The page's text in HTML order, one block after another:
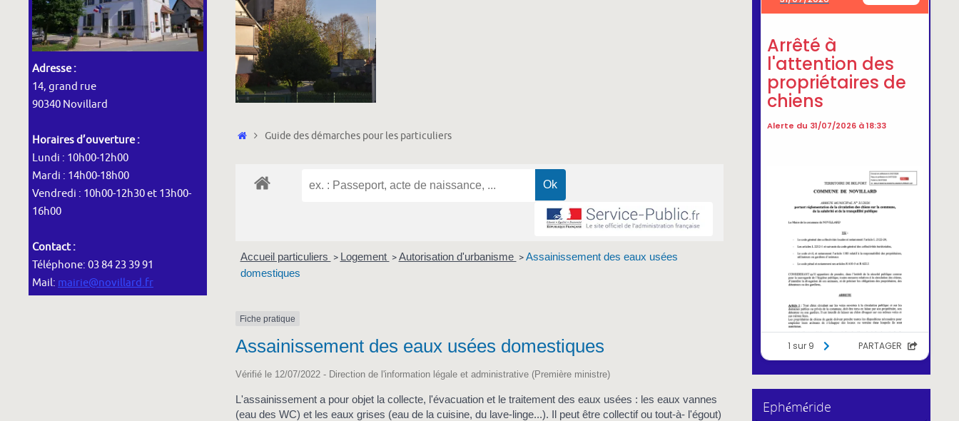
Accueil
Guide des démarches pour les particuliers
Accueil particuliers > Logement > Autorisation d'urbanisme > Assainissement des eaux usées
domestiques
Fiche pratique
Assainissement des eaux usées domestiques
Vérifié le 12/07/2022 - Direction de l'information légale et administrative (Première ministre)
L'assainissement a pour objet la collecte, l'évacuation et le traitement des eaux usées : les eaux vannes
(eau des WC) et les eaux grises (eau de la cuisine, du lave-linge...). Il peut être collectif ou tout-à- l'égout)
Adresse :
14, grand rue
90340 Novillard
Horaires d’ouverture :
Lundi : 10h00-12h00
Mardi : 14h00-18h00
Vendredi : 10h00-12h30 et 13h00-
16h00
Contact :
Téléphone: 03 84 23 39 91
Mail: mairie@novillard.fr
Ephéméride